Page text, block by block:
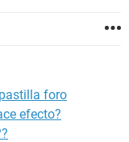
luego me
negativa
foro
efecto?